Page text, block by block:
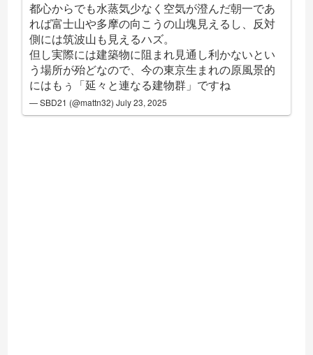
都心からでも水蒸気少なく空気が澄んだ朝一であ
れば富士山や多摩の向こうの山塊見えるし、反対
側には筑波山も見えるハズ。
但し実際には建築物に阻まれ見通し利かないとい
う場所が殆どなので、今の東京生まれの原風景的
にはもぅ「延々と連なる建物群」ですね
— SBD21 (@mattn32)July 23, 2025